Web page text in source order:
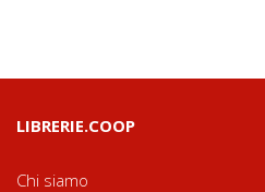
LIBRERIE.COOP
Chi siamo